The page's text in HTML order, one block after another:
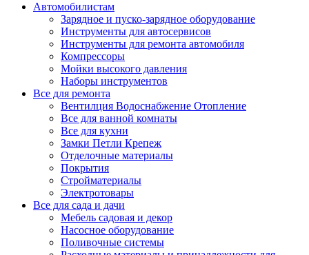
Автомобилистам
Зарядное и пуско-зарядное оборудование
Инструменты для автосервисов
Инструменты для ремонта автомобиля
Компрессоры
Мойки высокого давления
Наборы инструментов
Все для ремонта
Вентилция Водоснабжение Отопление
Все для ванной комнаты
Все для кухни
Замки Петли Крепеж
Отделочные материалы
Покрытия
Стройматериалы
Электротовары
Все для сада и дачи
Мебель садовая и декор
Насосное оборудование
Поливочные системы